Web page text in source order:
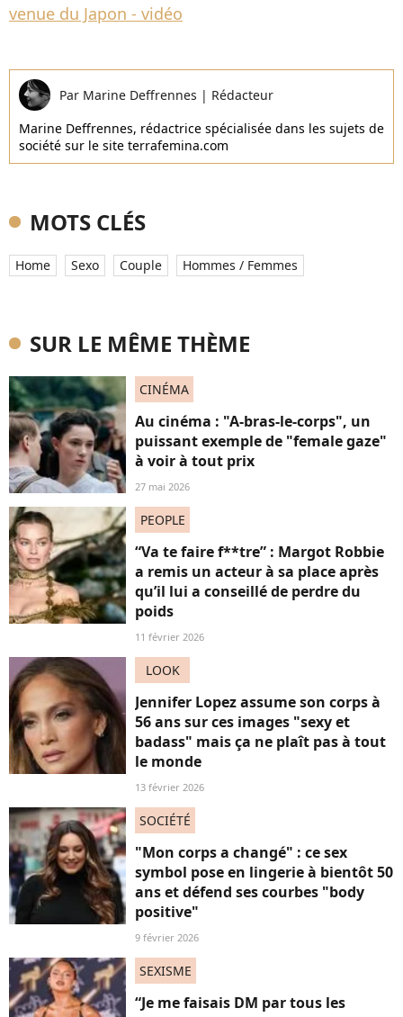
venue du Japon - vidéo
Par Marine Deffrennes | Rédacteur
Marine Deffrennes, rédactrice spécialisée dans les sujets de
société sur le site terrafemina.com
MOTS CLÉS
Home Sexo Couple Hommes / Femmes
SUR LE MÊME THÈME
CINÉMA
Au cinéma : "A-bras-le-corps", un
puissant exemple de "female gaze"
à voir à tout prix
27 mai 2026
PEOPLE
“Va te faire f**tre” : Margot Robbie
a remis un acteur à sa place après
qu’il lui a conseillé de perdre du
poids
11 février 2026
LOOK
Jennifer Lopez assume son corps à
56 ans sur ces images "sexy et
badass" mais ça ne plaît pas à tout
le monde
13 février 2026
SOCIÉTÉ
"Mon corps a changé" : ce sex
symbol pose en lingerie à bientôt 50
ans et défend ses courbes "body
positive"
9 février 2026
SEXISME
“Je me faisais DM par tous les